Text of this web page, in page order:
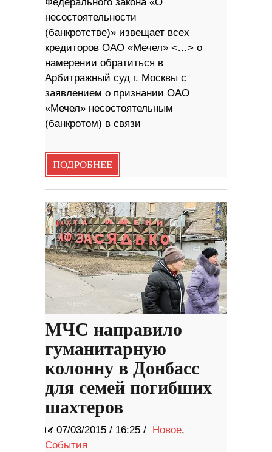
несостоятельности
(банкротстве)» извещает всех
кредиторов ОАО «Мечел» <…> о
намерении обратиться в
Арбитражный суд г. Москвы с
заявлением о признании ОАО
«Мечел» несостоятельным
(банкротом) в связи
ПОДРОБНЕЕ
МЧС направило
гуманитарную
колонну в Донбасс
для семей погибших
шахтеров
07/03/2015 / 16:25 / Новое,
События